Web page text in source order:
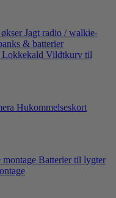
Jagt radio / walkie-
& batterier
Lokkekald Vildtkurv til
Hukommelseskort
montage Batterier til lygter